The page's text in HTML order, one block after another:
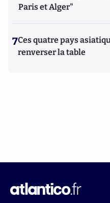
Paris et Alger"
7Ces quatre pays
renverser la table